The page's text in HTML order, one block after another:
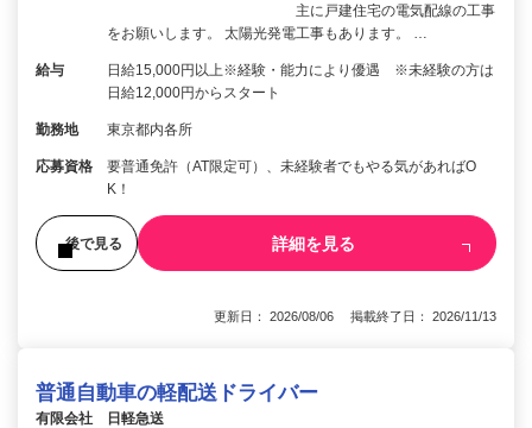
主に戸建住宅の電気配線の工事
をお願いします。 太陽光発電工事もあります。 …
給与
日給15,000円以上※経験・能力により優遇 ※未経験の方は
日給12,000円からスタート
勤務地 東京都内各所
応募資格
要普通免許（AT限定可）、未経験者でもやる気があればO
K！
後で見る 詳細を見る
更新日： 2026/08/06 掲載終了日： 2026/11/13
普通自動車の軽配送ドライバー
有限会社 日軽急送